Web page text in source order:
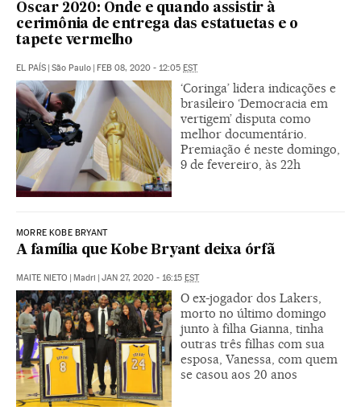
Oscar 2020: Onde e quando assistir à
cerimônia de entrega das estatuetas e o
tapete vermelho
EL PAÍS | São Paulo | FEB 08, 2020 - 12:05 EST
‘Coringa’ lidera indicações e
brasileiro ‘Democracia em
vertigem’ disputa como
melhor documentário.
Premiação é neste domingo,
9 de fevereiro, às 22h
MORRE KOBE BRYANT
A família que Kobe Bryant deixa órfã
MAITE NIETO | Madri | JAN 27, 2020 - 16:15 EST
O ex-jogador dos Lakers,
morto no último domingo
junto à filha Gianna, tinha
outras três filhas com sua
esposa, Vanessa, com quem
se casou aos 20 anos